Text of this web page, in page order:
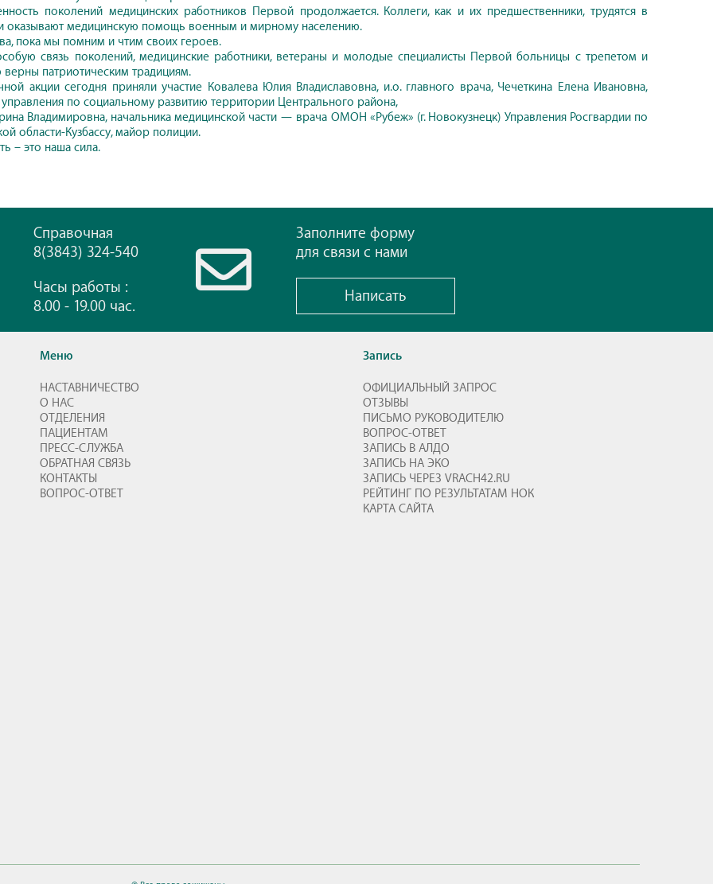
поколений медицинских работников Первой продолжается. Коллеги, как и их предшественники, трудятся в
оказывают медицинскую помощь военным и мирному населению.
пока мы помним и чтим своих героев.
связь поколений, медицинские работники, ветераны и молодые специалисты Первой больницы с трепетом и
верны патриотическим традициям.
акции сегодня приняли участие Ковалева Юлия Владиславовна, и.о. главного врача, Чечеткина Елена Ивановна,
управления по социальному развитию территории Центрального района,
Владимировна, начальника медицинской части — врача ОМОН «Рубеж» (г. Новокузнецк) Управления Росгвардии по
области-Кузбассу, майор полиции.
– это наша сила.
Справочная
8(3843) 324-540
Часы работы :
8.00 - 19.00 час.
Заполните форму
для связи с нами
Написать
Меню
НАСТАВНИЧЕСТВО
О НАС
ОТДЕЛЕНИЯ
ПАЦИЕНТАМ
ПРЕСС-СЛУЖБА
ОБРАТНАЯ СВЯЗЬ
КОНТАКТЫ
ВОПРОС-ОТВЕТ
Запись
ОФИЦИАЛЬНЫЙ ЗАПРОС
ОТЗЫВЫ
ПИСЬМО РУКОВОДИТЕЛЮ
ВОПРОС-ОТВЕТ
ЗАПИСЬ В АЛДО
ЗАПИСЬ НА ЭКО
ЗАПИСЬ ЧЕРЕЗ VRACH42.RU
РЕЙТИНГ ПО РЕЗУЛЬТАТАМ НОК
КАРТА САЙТА